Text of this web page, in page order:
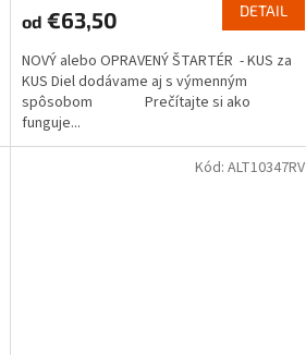
od €63,50 DETAIL
NOVÝ alebo OPRAVENÝ ŠTARTÉR - KUS za
KUS Diel dodávame aj s výmenným
spôsobom Prečítajte si ako
funguje...
Kód: ALT10347RV